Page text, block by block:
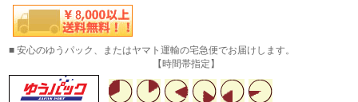
■ 安心のゆうパック、またはヤマト運輸の宅急便でお届けします。
【時間帯指定】